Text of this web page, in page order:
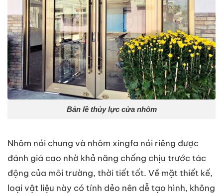
Bản lề thủy lực cửa nhôm
Nhôm nói chung và nhôm xingfa nói riêng được
đánh giá cao nhờ khả năng chống chịu trước tác
động của môi trường, thời tiết tốt. Về mặt thiết kế,
loại vật liệu này có tính dẻo nên dễ tạo hình, không